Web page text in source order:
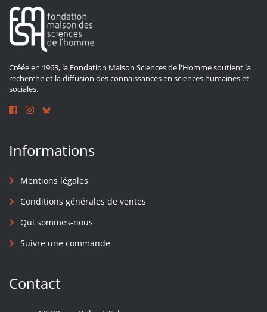
Créée en 1963, la Fondation Maison Sciences de l'Homme soutient la
recherche et la diffusion des connaissances en sciences humaines et
sociales.
Informations
Mentions légales
Conditions générales de ventes
Qui sommes-nous
Suivre une commande
Contact